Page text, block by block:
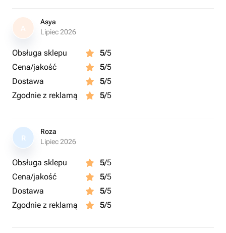
A
Asya
Lipiec 2026
Obsługa sklepu 5/5
Cena/jakość
5/5
Dostawa
5/5
Zgodnie z reklamą
5/5
R
Roza
Lipiec 2026
Obsługa sklepu 5/5
Cena/jakość
5/5
Dostawa
5/5
Zgodnie z reklamą
5/5